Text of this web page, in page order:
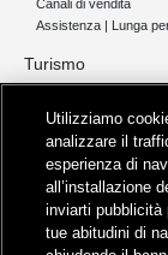
Canali di vendita
Assistenza | Lunga
Turismo
Servizi per aeroporti
Servizi di noleggio
Servizio di
News e
Comunicati stampa
Utilizziamo
analizzare il
esperienza di
all’installazione
inviarti pubblicità
tue abitudini di